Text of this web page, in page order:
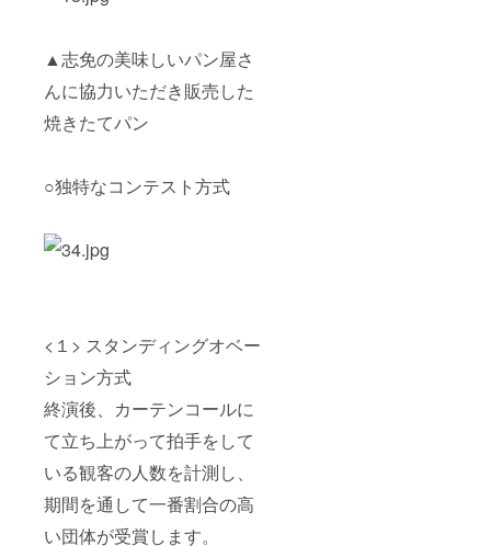
▲志免の美味しいパン屋さ
んに協力いただき販売した
焼きたてパン
○独特なコンテスト方式
<１> スタンディングオベー
ション方式
終演後、カーテンコールに
て立ち上がって拍手をして
いる観客の人数を計測し、
期間を通して一番割合の高
い団体が受賞します。